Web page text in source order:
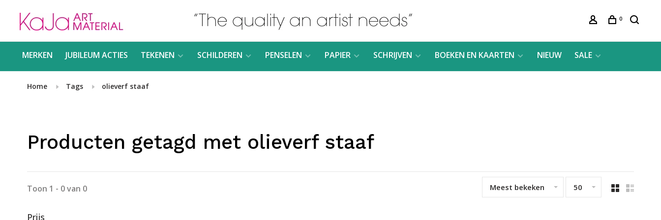
0
MERKEN JUBILEUM ACTIES TEKENEN SCHILDEREN PENSELEN PAPIER SCHRIJVEN BOEKEN EN KAARTEN NIEUW SALE
Home Tags olieverf staaf
Producten getagd met olieverf staaf
Toon 1 - 0 van 0 Meest bekeken 50
Prijs